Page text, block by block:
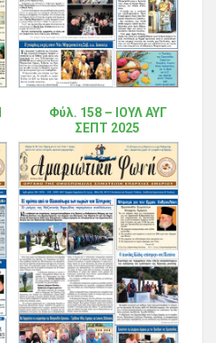
Φύλ. 158 – ΙΟΥΛ ΑΥΓ
ΣΕΠΤ 2025